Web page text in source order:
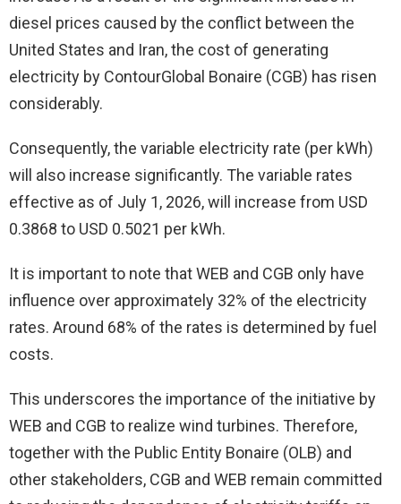
diesel prices caused by the conflict between the
United States and Iran, the cost of generating
electricity by ContourGlobal Bonaire (CGB) has risen
considerably.
Consequently, the variable electricity rate (per kWh)
will also increase significantly. The variable rates
effective as of July 1, 2026, will increase from USD
0.3868 to USD 0.5021 per kWh.
It is important to note that WEB and CGB only have
influence over approximately 32% of the electricity
rates. Around 68% of the rates is determined by fuel
costs.
This underscores the importance of the initiative by
WEB and CGB to realize wind turbines. Therefore,
together with the Public Entity Bonaire (OLB) and
other stakeholders, CGB and WEB remain committed